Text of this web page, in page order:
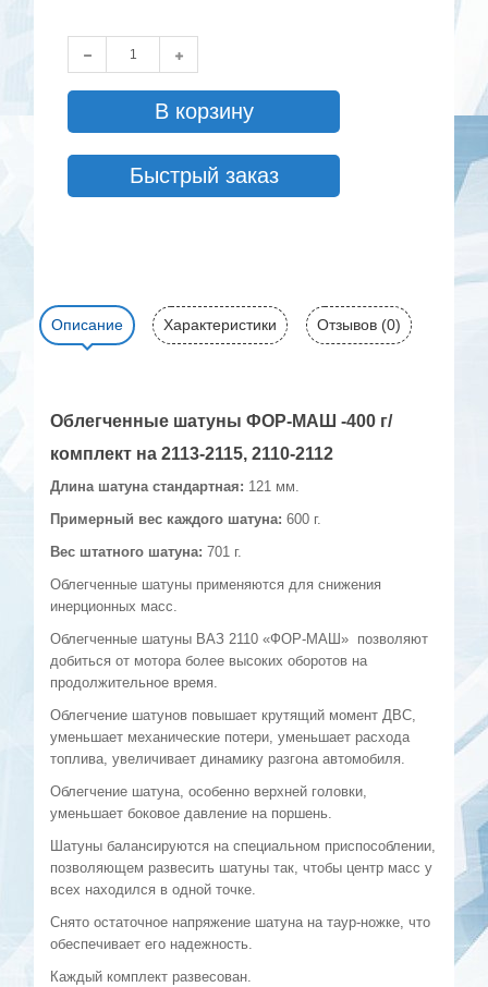
В корзину
Быстрый заказ
Описание Характеристики Отзывов (0)
Облегченные шатуны ФОР-МАШ -400 г/
комплект на 2113-2115, 2110-2112
Длина шатуна стандартная: 121 мм.
Примерный вес каждого шатуна: 600 г.
Вес штатного шатуна: 701 г.
Облегченные шатуны применяются для снижения
инерционных масс.
Облегченные шатуны ВАЗ 2110 «ФОР-МАШ» позволяют
добиться от мотора более высоких оборотов на
продолжительное время.
Облегчение шатунов повышает крутящий момент ДВС,
уменьшает механические потери, уменьшает расхода
топлива, увеличивает динамику разгона автомобиля.
Облегчение шатуна, особенно верхней головки,
уменьшает боковое давление на поршень.
Шатуны балансируются на специальном приспособлении,
позволяющем развесить шатуны так, чтобы центр масс у
всех находился в одной точке.
Снято остаточное напряжение шатуна на таур-ножке, что
обеспечивает его надежность.
Каждый комплект развесован.